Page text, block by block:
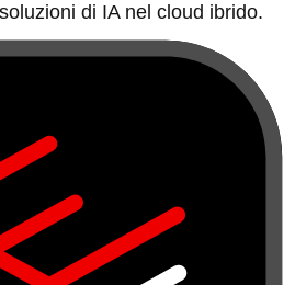
di IA nel cloud ibrido.